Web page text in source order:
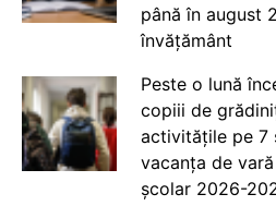
până în august
învățământ
Peste o lună
copiii de
activitățile pe 7
vacanța de
școlar 2026-